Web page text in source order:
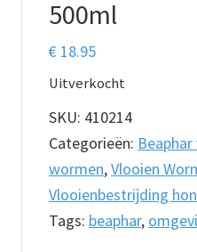
500ml
€ 18.95
Uitverkocht
SKU: 410214
Categorieën:
wormen,Vlooien
Vlooienbestrijding
Tags: beaphar,